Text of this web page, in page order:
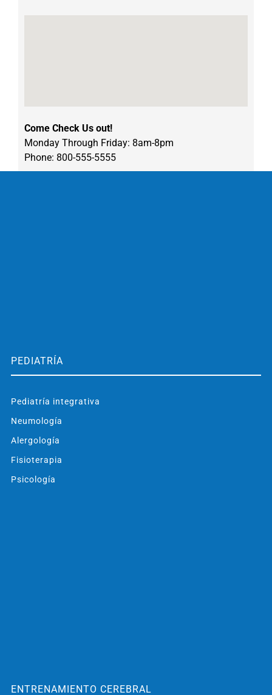
Come Check Us out!
Monday Through Friday: 8am-8pm
Phone: 800-555-5555
PEDIATRÍA
Pediatría integrativa
Neumología
Alergología
Fisioterapia
Psicología
ENTRENAMIENTO CEREBRAL